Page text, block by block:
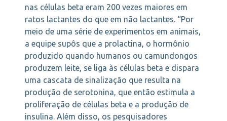
nas células beta eram 200 vezes maiores em
ratos lactantes do que em não lactantes. “Por
meio de uma série de experimentos em animais,
a equipe supôs que a prolactina, o hormônio
produzido quando humanos ou camundongos
produzem leite, se liga às células beta e dispara
uma cascata de sinalização que resulta na
produção de serotonina, que então estimula a
proliferação de células beta e a produção de
insulina. Além disso, os pesquisadores